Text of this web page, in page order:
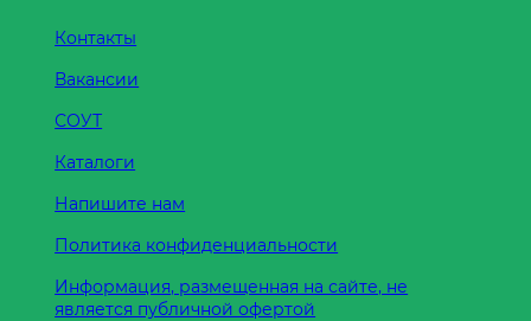
Контакты
Вакансии
СОУТ
Каталоги
Напишите нам
Политика конфиденциальности
Информация, размещенная на сайте, не
является публичной офертой